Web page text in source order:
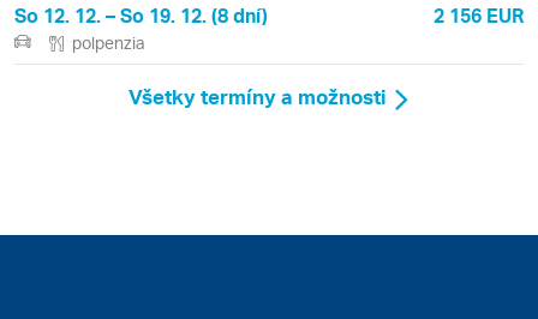
So 12. 12. – So 19. 12. (8 dní) 2 156 EUR
polpenzia
Všetky termíny a možnosti